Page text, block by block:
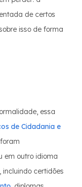
de certos
isso de forma
essa
de Cidadania e
em outro idioma
certidões